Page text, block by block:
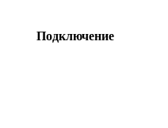
Подключение